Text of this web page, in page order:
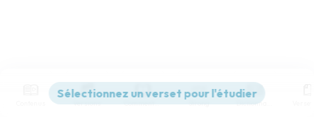
Versions Commentaires Strong